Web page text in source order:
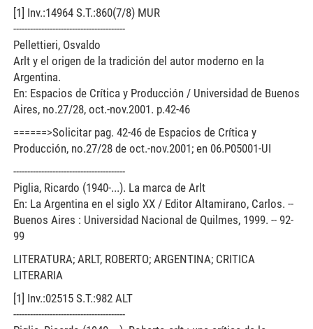
[1] Inv.:14964 S.T.:860(7/8) MUR
----------------------------------------
Pellettieri, Osvaldo
Arlt y el origen de la tradición del autor moderno en la
Argentina.
En: Espacios de Crítica y Producción / Universidad de Buenos
Aires, no.27/28, oct.-nov.2001. p.42-46
======>Solicitar pag. 42-46 de Espacios de Crítica y
Producción, no.27/28 de oct.-nov.2001; en 06.P05001-UI
----------------------------------------
Piglia, Ricardo (1940-...). La marca de Arlt
En: La Argentina en el siglo XX / Editor Altamirano, Carlos. --
Buenos Aires : Universidad Nacional de Quilmes, 1999. -- 92-
99
LITERATURA; ARLT, ROBERTO; ARGENTINA; CRITICA
LITERARIA
[1] Inv.:02515 S.T.:982 ALT
----------------------------------------